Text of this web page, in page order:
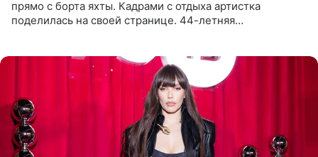
прямо с борта яхты. Кадрами с отдыха артистка
поделилась на своей странице. 44-летняя